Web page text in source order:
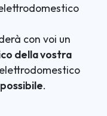
con voi un
della vostra
.